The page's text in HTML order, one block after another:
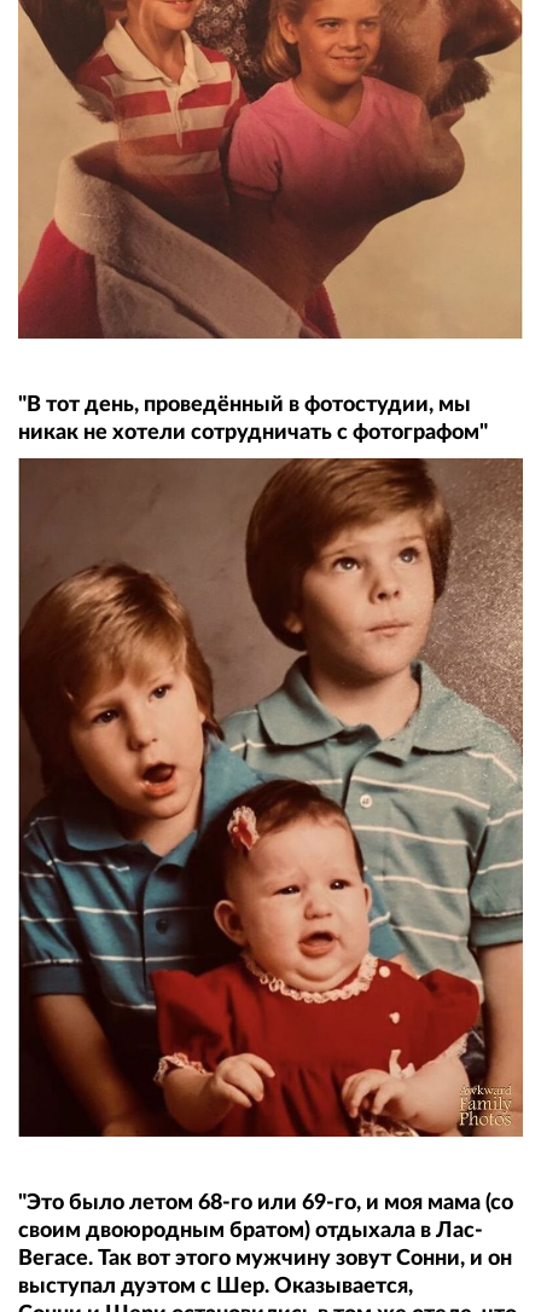
"В тот день, проведённый в фотостудии, мы
никак не хотели сотрудничать с фотографом"
"Это было летом 68-го или 69-го, и моя мама (со
своим двоюродным братом) отдыхала в Лас-
Вегасе. Так вот этого мужчину зовут Сонни, и он
выступал дуэтом с Шер. Оказывается,